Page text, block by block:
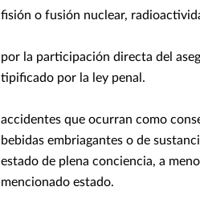
fisión o fusión nuclear,
por la participación directa del
tipificado por la ley penal.
accidentes que ocurran como
bebidas embriagantes o de
estado de plena conciencia, a
mencionado estado.